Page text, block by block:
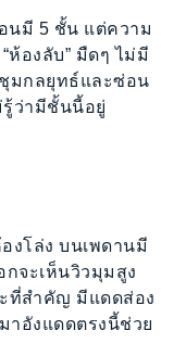
นมี 5 ชั้น แต่ความ
ห้องลับ” มืดๆ ไม่มี
มกลยุทธ์และซ่อน
รู้ว่ามีชั้นนี้อยู่
โล่ง บนเพดานมี
กจะเห็นวิวมุมสูง
ที่สำคัญ มีแดดส่อง
มาอังแดดตรงนี้ช่วย